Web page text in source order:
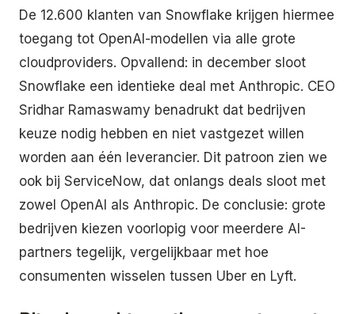
De 12.600 klanten van Snowflake krijgen hiermee
toegang tot OpenAI-modellen via alle grote
cloudproviders. Opvallend: in december sloot
Snowflake een identieke deal met Anthropic. CEO
Sridhar Ramaswamy benadrukt dat bedrijven
keuze nodig hebben en niet vastgezet willen
worden aan één leverancier. Dit patroon zien we
ook bij ServiceNow, dat onlangs deals sloot met
zowel OpenAI als Anthropic. De conclusie: grote
bedrijven kiezen voorlopig voor meerdere AI-
partners tegelijk, vergelijkbaar met hoe
consumenten wisselen tussen Uber en Lyft.